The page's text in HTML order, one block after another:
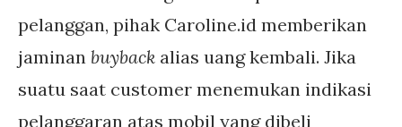
pelanggan, pihak Caroline.id memberikan
jaminan buyback alias uang kembali. Jika
suatu saat customer menemukan indikasi
pelanggaran atas mobil yang dibeli